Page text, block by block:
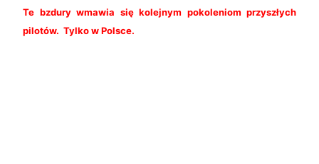
Te bzdury wmawia się kolejnym pokoleniom przyszłych
pilotów. Tylko w Polsce.